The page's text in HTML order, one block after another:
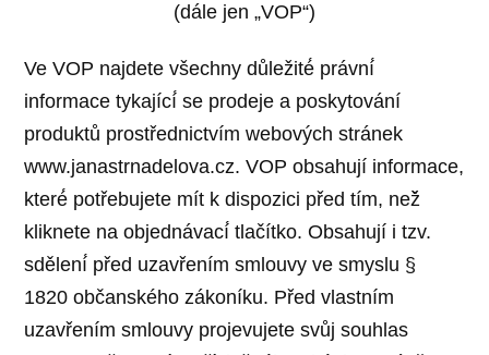
(dále jen „VOP“)
Ve VOP najdete všechny důležité́ právní́
informace tykající́ se prodeje a poskytování
produktů prostřednictvím webových stránek
www.janastrnadelova.cz. VOP obsahují informace,
které́ potřebujete mít k dispozici před tím, než̌
kliknete na objednávací́ tlačítko. Obsahují i tzv.
sdělení́ před uzavřením smlouvy ve smyslu §
1820 občanského zákoníku. Před vlastním
uzavřením smlouvy projevujete svůj souhlas